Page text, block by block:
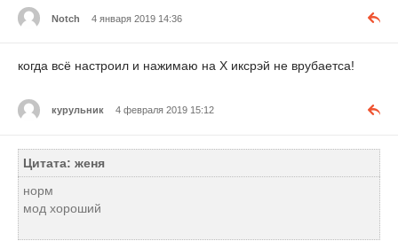
Notch 4 января 2019 14:36
когда всё настроил и нажимаю на X иксрэй не врубаетса!
курульник 4 февраля 2019 15:12
Цитата: женя
норм
мод хороший